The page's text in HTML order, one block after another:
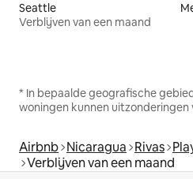
Seattle
Verblijven van een maand
* In bepaalde geografische
woningen kunnen uitzonderingen
Airbnb Nicaragua Rivas
Verblijven van een maand